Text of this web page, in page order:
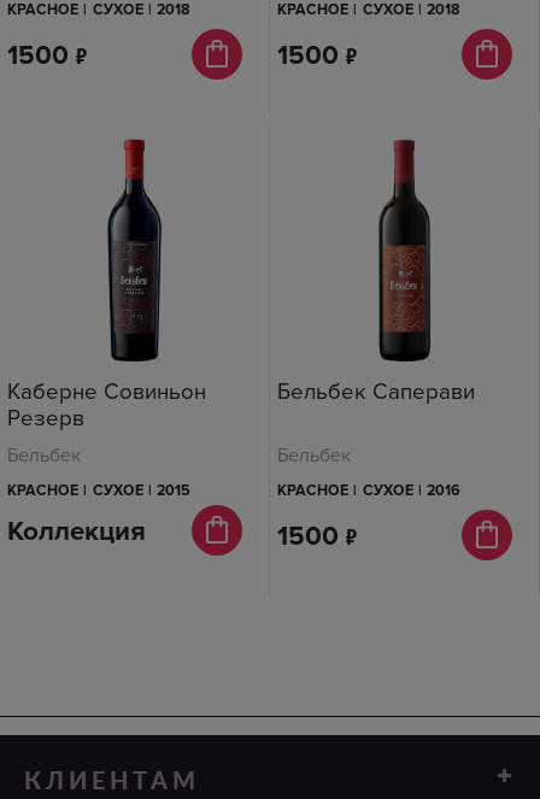
КРАСНОЕ | СУХОЕ | 2018
1500 п
КРАСНОЕ | СУХОЕ | 2018
1500 п
Каберне Совиньон
Резерв
Бельбек
КРАСНОЕ | СУХОЕ | 2015
Коллекция
Бельбек Саперави
Бельбек
КРАСНОЕ | СУХОЕ | 2016
1500 п
КЛИЕНТАМ